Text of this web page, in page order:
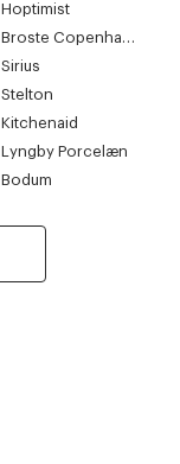
Hoptimist
Broste Copenhagen
Sirius
Stelton
Kitchenaid
Lyngby Porcelæn
Bodum